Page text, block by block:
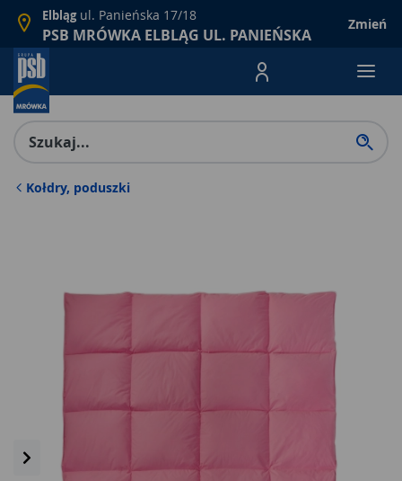
Elbląg ul. Panieńska 17/18
PSB MRÓWKA ELBLĄG UL. PANIEŃSKA
Zmień
Menu Produktów,
Kołdry, poduszki